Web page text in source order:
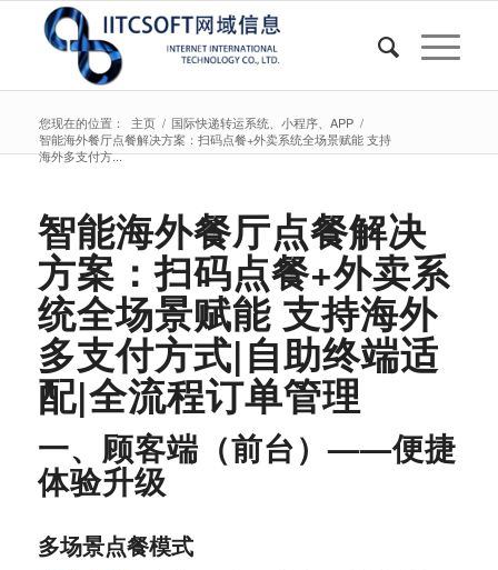
您现在的位置： 主页 / 国际快递转运系统、小程序、APP /
智能海外餐厅点餐解决方案：扫码点餐+外卖系统全场景赋能 支持
海外多支付方...
智能海外餐厅点餐解决
方案：扫码点餐+外卖系
统全场景赋能 支持海外
多支付方式|自助终端适
配|全流程订单管理
一、顾客端（前台）——便捷
体验升级
‌多场景点餐模式‌